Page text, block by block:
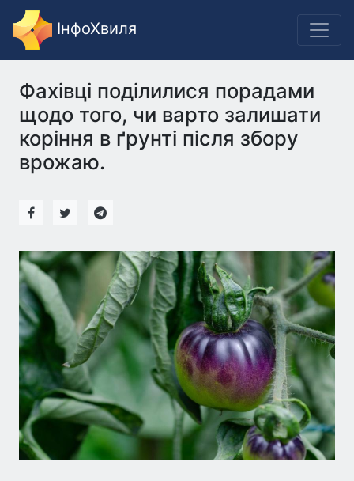
ІнфоХвиля
Фахівці поділилися порадами
щодо того, чи варто залишати
коріння в ґрунті після збору
врожаю.